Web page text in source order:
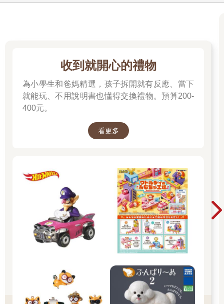
收到就開心的禮物
為小學生和爸媽精選，孩子拆開就有反應、當下
就能玩、不用說明書也懂得交換禮物。預算200-
400元。
看更多